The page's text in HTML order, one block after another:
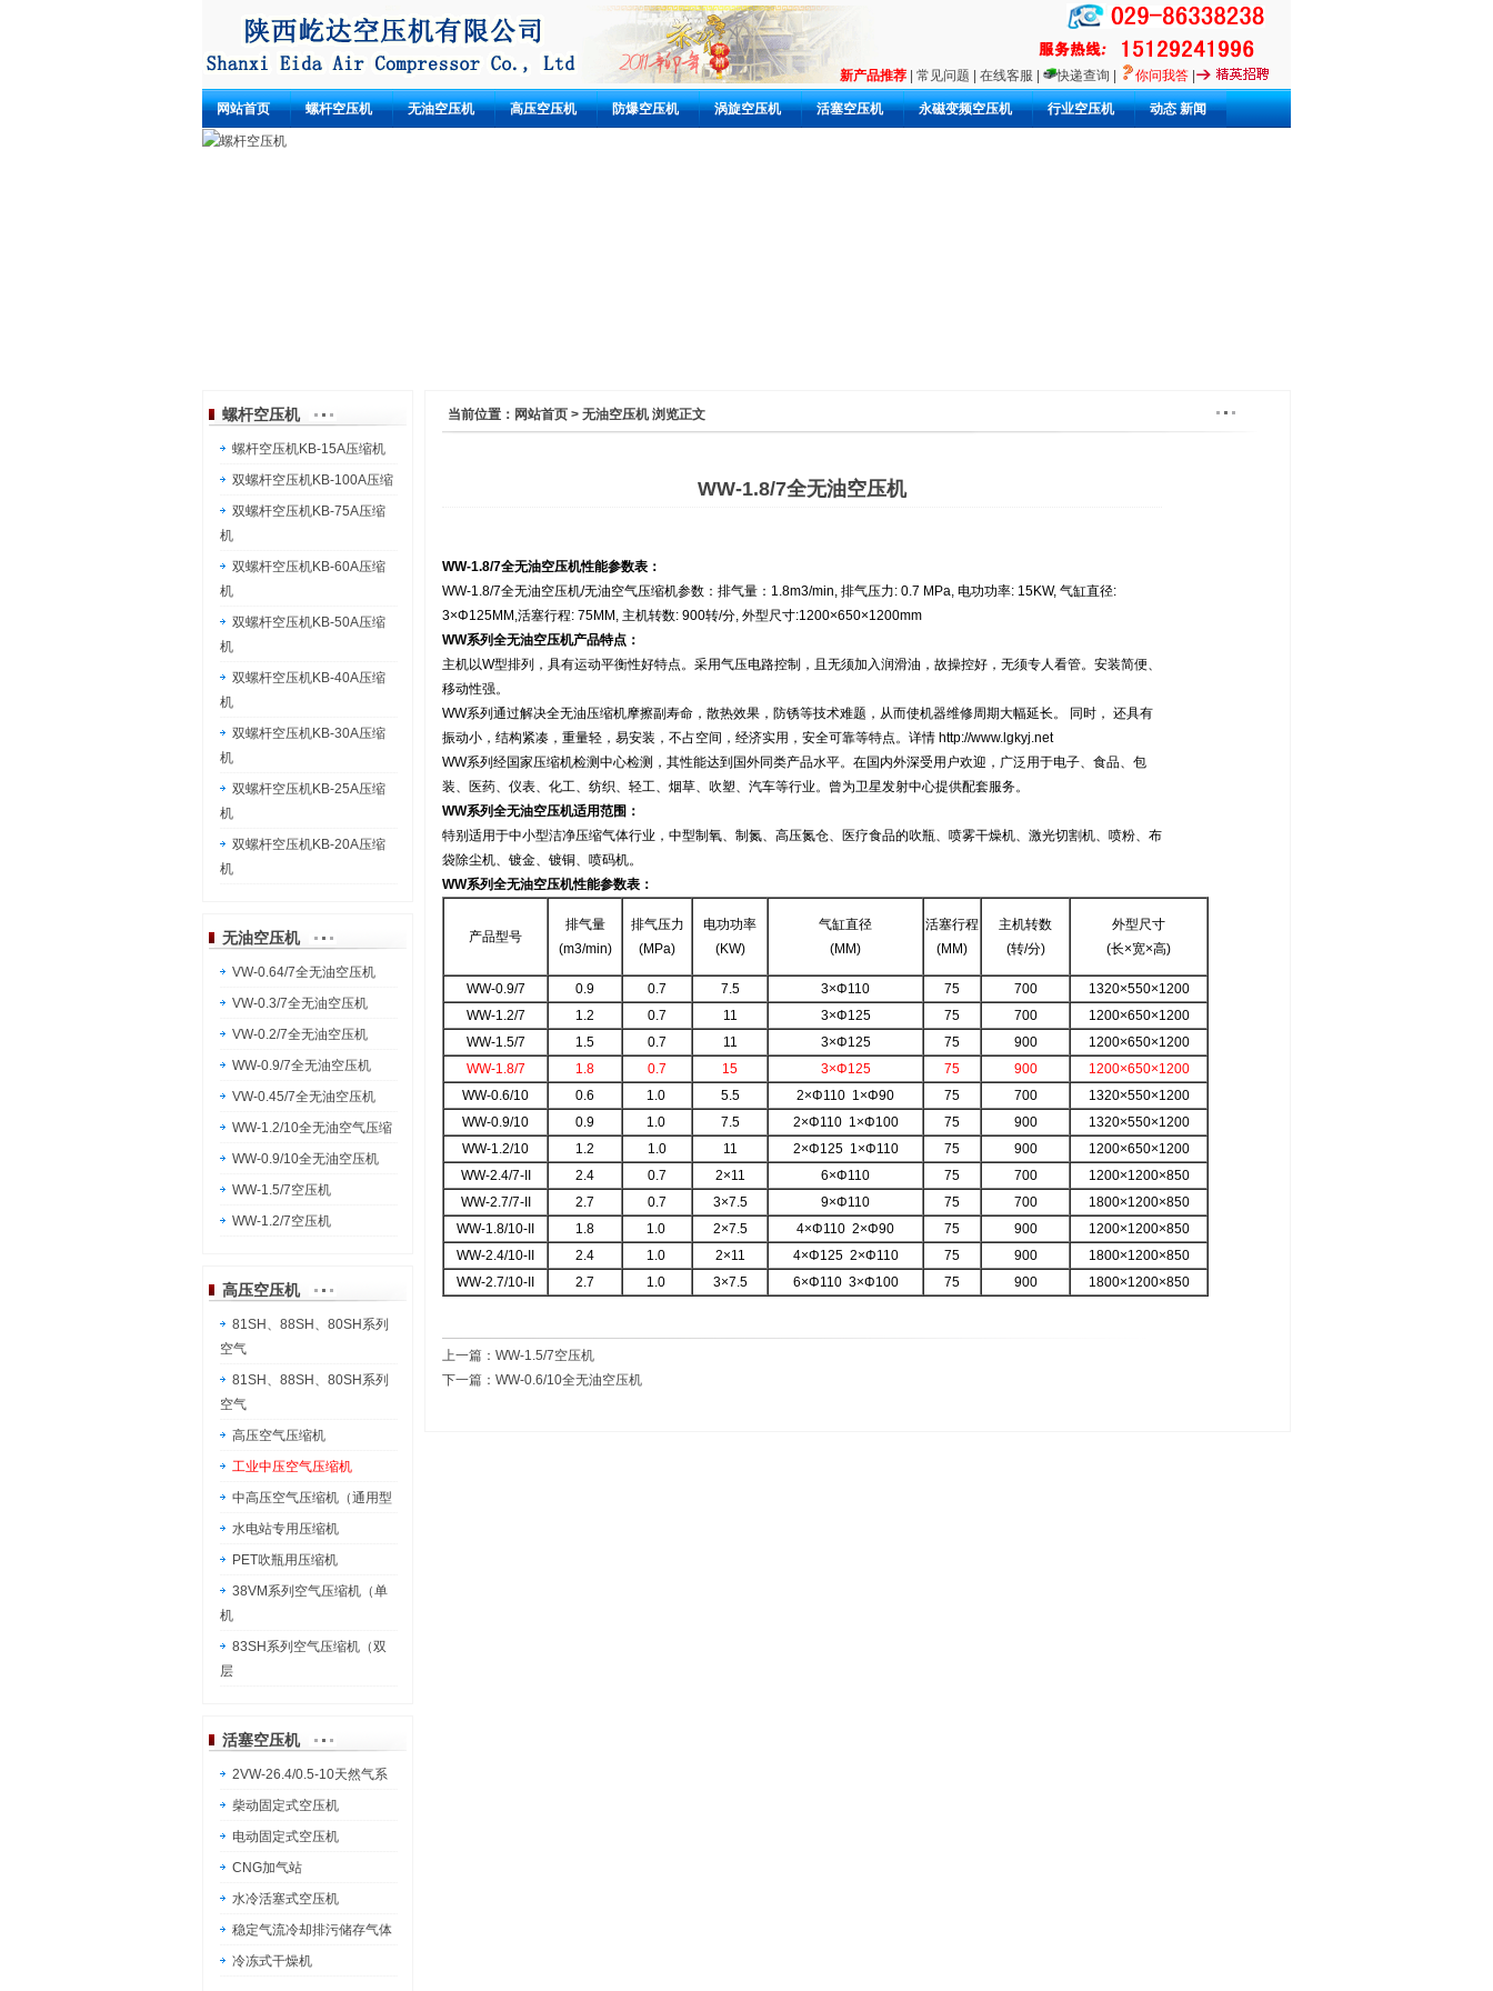
新产品推荐 常见问题 在线客服 快递查询 你问我答
网站首页 螺杆空压机 无油空压机 高压空压机 防爆空压机 涡旋空压机 活塞空压机 永磁变频空压机 行业空压机 动态 新闻
螺杆空压机
螺杆空压机KB-15A压缩机
双螺杆空压机KB-100A压缩
双螺杆空压机KB-75A压缩
机
双螺杆空压机KB-60A压缩
机
双螺杆空压机KB-50A压缩
机
双螺杆空压机KB-40A压缩
机
双螺杆空压机KB-30A压缩
机
双螺杆空压机KB-25A压缩
机
双螺杆空压机KB-20A压缩
机
无油空压机
VW-0.64/7全无油空压机
VW-0.3/7全无油空压机
VW-0.2/7全无油空压机
WW-0.9/7全无油空压机
VW-0.45/7全无油空压机
WW-1.2/10全无油空气压缩
WW-0.9/10全无油空压机
WW-1.5/7空压机
WW-1.2/7空压机
高压空压机
81SH、88SH、80SH系列
空气
81SH、88SH、80SH系列
空气
高压空气压缩机
工业中压空气压缩机
中高压空气压缩机（通用型
水电站专用压缩机
PET吹瓶用压缩机
38VM系列空气压缩机（单
机
83SH系列空气压缩机（双
层
活塞空压机
2VW-26.4/0.5-10天然气系
柴动固定式空压机
电动固定式空压机
CNG加气站
水冷活塞式空压机
稳定气流冷却排污储存气体
冷冻式干燥机
当前位置： 网站首页 > 无油空压机浏览正文
WW-1.8/7全无油空压机
WW-1.8/7全无油空压机性能参数表：
WW-1.8/7全无油空压机/无油空气压缩机参数：排气量：1.8m3/min, 排气压力: 0.7 MPa, 电功功率: 15KW, 气缸直径:
3×Φ125MM,活塞行程: 75MM, 主机转数: 900转/分, 外型尺寸:1200×650×1200mm
WW系列全无油空压机产品特点：
主机以W型排列，具有运动平衡性好特点。采用气压电路控制，且无须加入润滑油，故操控好，无须专人看管。安装简便、
移动性强。
WW系列通过解决全无油压缩机摩擦副寿命，散热效果，防锈等技术难题，从而使机器维修周期大幅延长。 同时， 还具有
振动小，结构紧凑，重量轻，易安装，不占空间，经济实用，安全可靠等特点。详情 http://www.lgkyj.net
WW系列经国家压缩机检测中心检测，其性能达到国外同类产品水平。在国内外深受用户欢迎，广泛用于电子、食品、包
装、医药、仪表、化工、纺织、轻工、烟草、吹塑、汽车等行业。曾为卫星发射中心提供配套服务。
WW系列全无油空压机适用范围：
特别适用于中小型洁净压缩气体行业，中型制氧、制氮、高压氮仓、医疗食品的吹瓶、喷雾干燥机、激光切割机、喷粉、布
袋除尘机、镀金、镀铜、喷码机。
WW系列全无油空压机性能参数表：
产品型号
排气量
(m3/min)
排气压力
(MPa)
电功功率
(KW)
气缸直径
(MM)
活塞行程
(MM)
主机转数
(转/分)
外型尺寸
(长×宽×高)
WW-0.9/7 0.9 0.7 7.5 3×Φ110 75 700
1320×550×1200
WW-1.2/7
1.2 0.7 11 3×Φ125 75 700
1200×650×1200
WW-1.5/7
1.5 0.7 11 3×Φ125 75 900
1200×650×1200
WW-1.8/7
1.8 0.7 15 3×Φ125 75 900
1200×650×1200
WW-0.6/10
0.6 1.0 5.5 2×Φ110 1×Φ90 75 700
1320×550×1200
WW-0.9/10
0.9 1.0 7.5 2×Φ110 1×Φ100 75 900
1320×550×1200
WW-1.2/10
1.2 1.0 11 2×Φ125 1×Φ110 75 900
1200×650×1200
WW-2.4/7-II
2.4 0.7 2×11 6×Φ110 75 700
1200×1200×850
WW-2.7/7-II
2.7 0.7 3×7.5 9×Φ110 75 700
1800×1200×850
WW-1.8/10-II
1.8 1.0 2×7.5 4×Φ110 2×Φ90 75 900
1200×1200×850
WW-2.4/10-II
2.4 1.0 2×11 4×Φ125 2×Φ110 75 900
1800×1200×850
WW-2.7/10-II
2.7 1.0 3×7.5 6×Φ110 3×Φ100 75 900 1800×1200×850
上一篇： WW-1.5/7空压机
下一篇： WW-0.6/10全无油空压机